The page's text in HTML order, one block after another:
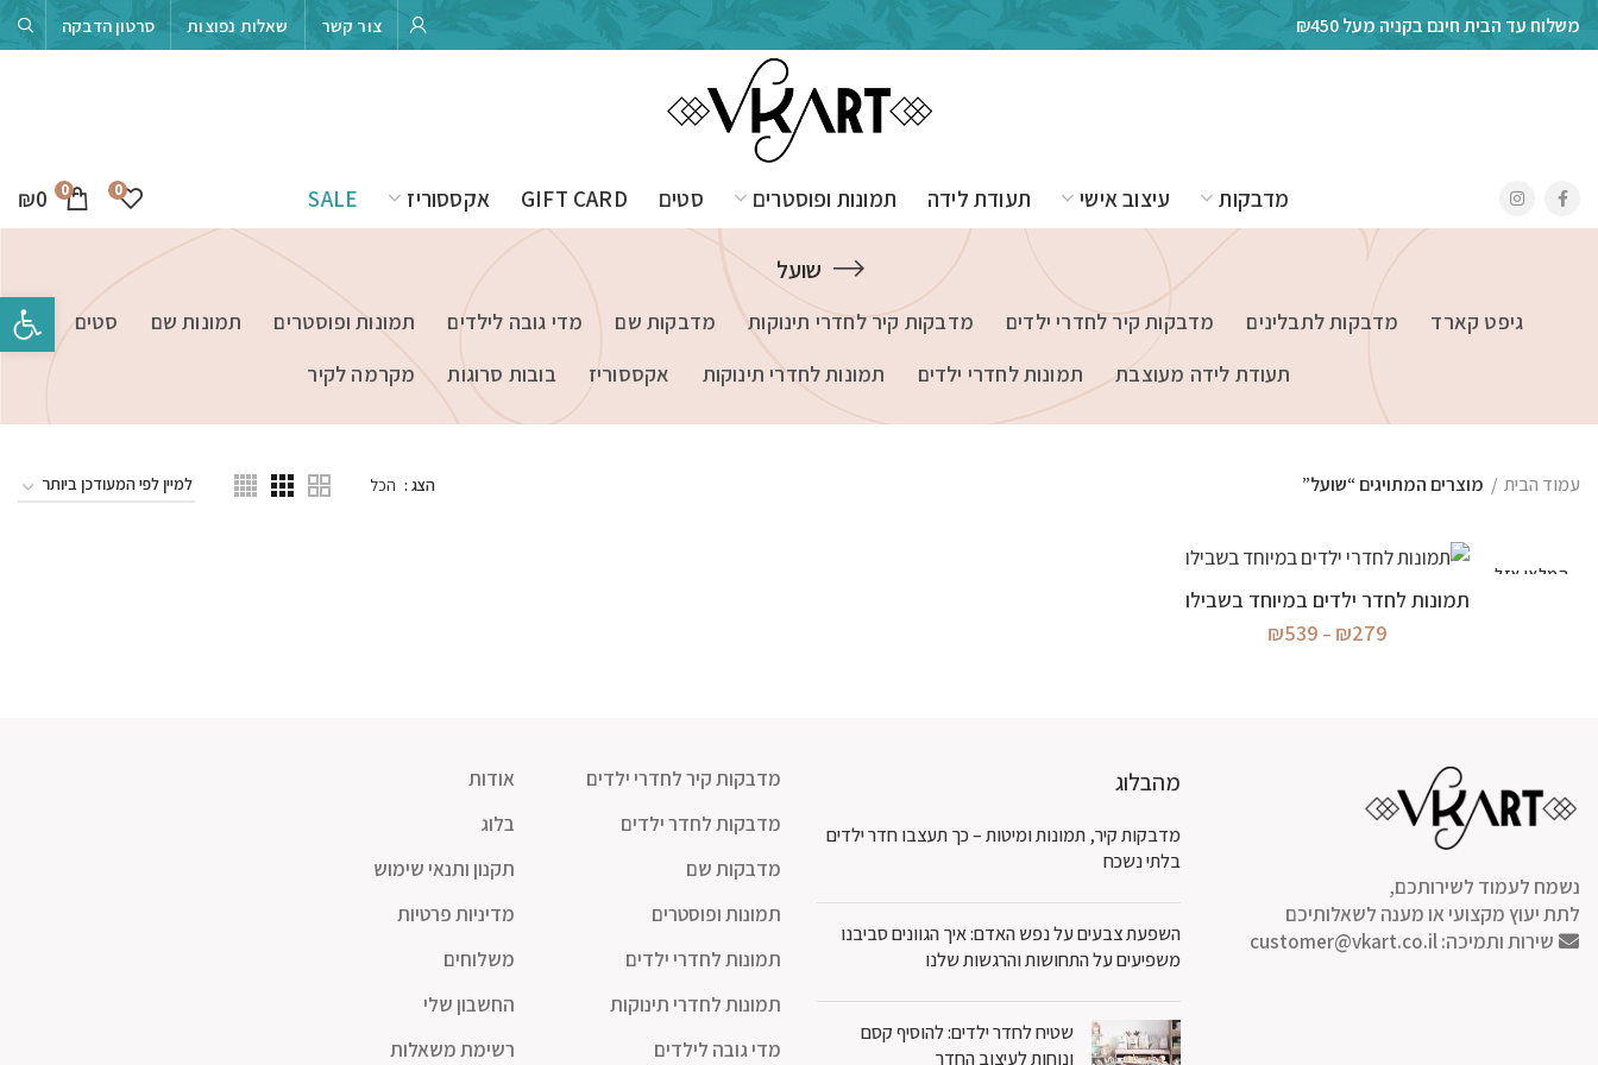
משלוח עד הבית חינם בקניה מעל ₪450 צור קשר שאלות נפוצות סרטון הדבקה
מדבקות עיצוב אישי תעודת לידה תמונות ופוסטרים סטים GIFT CARD אקססוריז SALE
0
0
₪0
שועל
גיפט קארד מדבקות לתבלינים מדבקות קיר לחדרי ילדים מדבקות קיר לחדרי תינוקות מדבקות שם מדי גובה לילדים תמונות ופוסטרים תמונות שם
סטים
תעודת לידה מעוצבת
תמונות לחדרי ילדים תמונות לחדרי תינוקות אקססוריז בובות סרוגות מקרמה לקיר
עמוד הבית מוצרים המתויגים “שועל” הצג הכל
המלאי אזל
בחר אפשרויות
תמונות לחדר ילדים במיוחד בשבילו
₪279
–
₪539
טווח
נשמח לעמוד לשירותכם,
לתת יעוץ מקצועי או מענה לשאלותיכם
שירות ותמיכה:customer@vkart.co.il
מהבלוג
מדבקות קיר, תמונות ומיטות – כך תעצבו חדר ילדים
בלתי נשכח
השפעת צבעים על נפש האדם: איך הגוונים סביבנו
משפיעים על התחושות והרגשות שלנו
שטיח לחדר ילדים: להוסיף קסם
ונוחות לעיצוב החדר
מדבקות קיר לחדרי ילדים
מדבקות לחדר ילדים
מדבקות שם
תמונות ופוסטרים
תמונות לחדרי ילדים
תמונות לחדרי תינוקות
מדי גובה לילדים
אודות
בלוג
תקנון ותנאי שימוש
מדיניות פרטיות
משלוחים
החשבון שלי
רשימת משאלות
פתח